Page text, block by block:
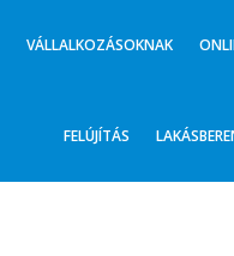
VÁLLALKOZÁSOKNAK
FELÚJÍTÁS